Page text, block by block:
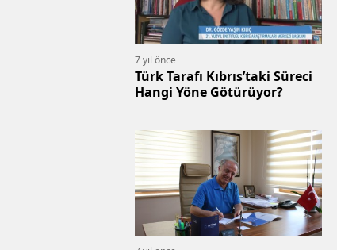
7 yıl önce
Türk Tarafı Kıbrıs’taki Süreci
Hangi Yöne Götürüyor?